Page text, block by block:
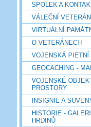
SPOLEK A
VÁLEČNÍ VETERÁNI
VIRTUÁLNÍ
O VETERÁNECH
VOJENSKÁ PIETNÍ
GEOCACHING -
VOJENSKÉ
PROSTORY
INSIGNIE A
HISTORIE -
HRDINŮ